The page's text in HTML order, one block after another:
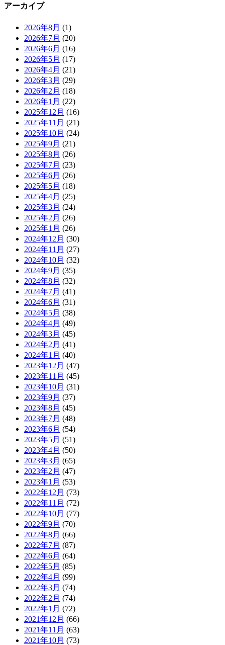
アーカイブ
2026年8月 (1)
2026年7月 (20)
2026年6月 (16)
2026年5月 (17)
2026年4月 (21)
2026年3月 (29)
2026年2月 (18)
2026年1月 (22)
2025年12月 (16)
2025年11月 (21)
2025年10月 (24)
2025年9月 (21)
2025年8月 (26)
2025年7月 (23)
2025年6月 (26)
2025年5月 (18)
2025年4月 (25)
2025年3月 (24)
2025年2月 (26)
2025年1月 (26)
2024年12月 (30)
2024年11月 (27)
2024年10月 (32)
2024年9月 (35)
2024年8月 (32)
2024年7月 (41)
2024年6月 (31)
2024年5月 (38)
2024年4月 (49)
2024年3月 (45)
2024年2月 (41)
2024年1月 (40)
2023年12月 (47)
2023年11月 (45)
2023年10月 (31)
2023年9月 (37)
2023年8月 (45)
2023年7月 (48)
2023年6月 (54)
2023年5月 (51)
2023年4月 (50)
2023年3月 (65)
2023年2月 (47)
2023年1月 (53)
2022年12月 (73)
2022年11月 (72)
2022年10月 (77)
2022年9月 (70)
2022年8月 (66)
2022年7月 (87)
2022年6月 (64)
2022年5月 (85)
2022年4月 (99)
2022年3月 (74)
2022年2月 (74)
2022年1月 (72)
2021年12月 (66)
2021年11月 (63)
2021年10月 (73)